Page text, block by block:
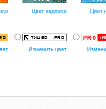
Цвет надписи Цвет
Изменить цвет